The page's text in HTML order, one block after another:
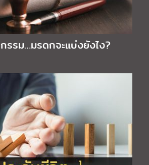
รรม…มรดกจะแบ่งยังไง?